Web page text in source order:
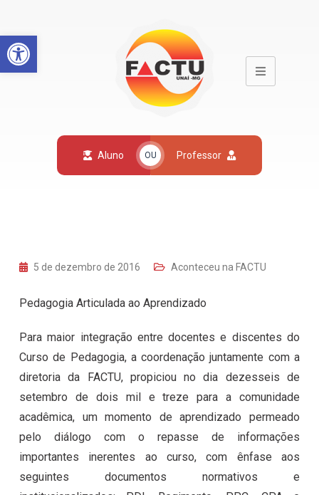
Open toolbar
Aluno OU Professor
5 de dezembro de 2016 Aconteceu na FACTU
Pedagogia Articulada ao Aprendizado
Para maior integração entre docentes e discentes do
Curso de Pedagogia, a coordenação juntamente com a
diretoria da FACTU, propiciou no dia dezesseis de
setembro de dois mil e treze para a comunidade
acadêmica, um momento de aprendizado permeado
pelo diálogo com o repasse de informações
importantes inerentes ao curso, com ênfase aos
seguintes documentos normativos e